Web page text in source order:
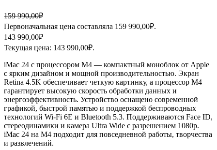
159 990,00₽
Первоначальная цена составляла 159 990,00₽.
143 990,00₽
Текущая цена: 143 990,00₽.
iMac 24 с процессором M4 — компактный моноблок от Apple
с ярким дизайном и мощной производительностью. Экран
Retina 4.5K обеспечивает четкую картинку, а процессор M4
гарантирует высокую скорость обработки данных и
энергоэффективность. Устройство оснащено современной
графикой, быстрой памятью и поддержкой беспроводных
технологий Wi-Fi 6E и Bluetooth 5.3. Поддерживаются Face ID,
стереодинамики и камера Ultra Wide с разрешением 1080p.
iMac 24 на M4 подходит для повседневной работы, творчества
и развлечений.